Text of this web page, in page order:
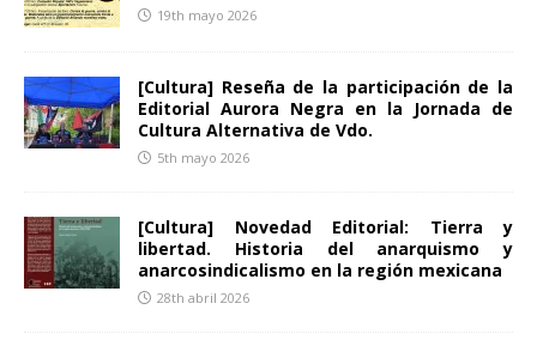
19th mayo 2026
[Cultura] Reseña de la participación de la
Editorial Aurora Negra en la Jornada de
Cultura Alternativa de Vdo.
5th mayo 2026
[Cultura] Novedad Editorial: Tierra y
libertad. Historia del anarquismo y
anarcosindicalismo en la región mexicana
28th abril 2026